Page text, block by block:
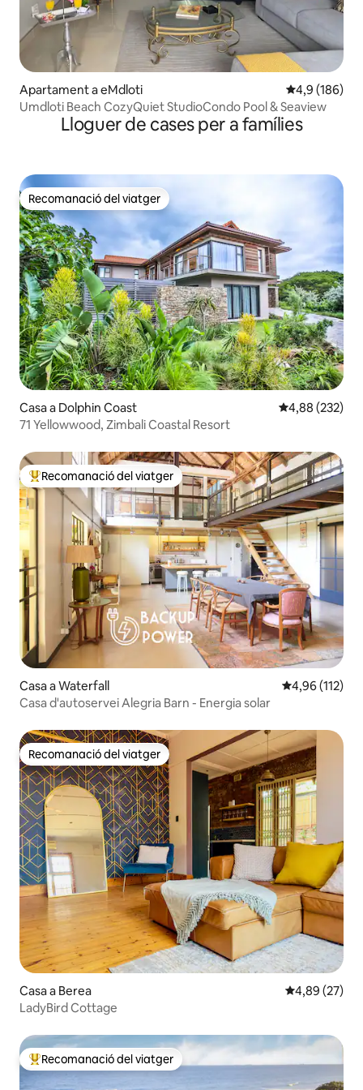
Apartament a eMdloti 4,9 de
4,9 (186)
Umdloti Beach CozyQuiet StudioCondo Pool & Seaview
Lloguer de cases per a famílies
Recomanació del viatger
Recomanació del viatger
Casa a Dolphin Coast 4,88 de
4,88 (232)
71 Yellowwood, Zimbali Coastal Resort
Principals recomanacions dels viatgers
Recomanació del viatger
Casa a Waterfall 4,96 de
4,96 (112)
Casa d'autoservei Alegria Barn - Energia solar
Recomanació del viatger
Recomanació del viatger
Casa a Berea 4,89 de
4,89 (27)
LadyBird Cottage
Principals recomanacions dels viatgers
Recomanació del viatger